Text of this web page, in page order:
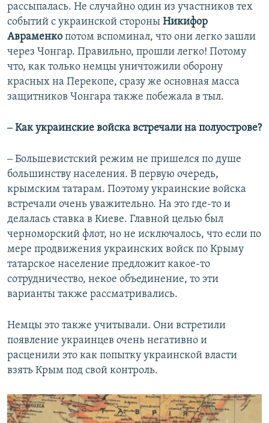
рассыпалась. Не случайно один из участников тех
событий с украинской стороны Никифор
Авраменко потом вспоминал, что они легко зашли
через Чонгар. Правильно, прошли легко! Потому
что, как только немцы уничтожили оборону
красных на Перекопе, сразу же основная масса
защитников Чонгара также побежала в тыл.
‒ Как украинские войска встречали на полуострове?
‒ Большевистский режим не пришелся по душе
большинству населения. В первую очередь,
крымским татарам. Поэтому украинские войска
встречали очень уважительно. На это где-то и
делалась ставка в Киеве. Главной целью был
черноморский флот, но не исключалось, что если по
мере продвижения украинских войск по Крыму
татарское население предложит какое-то
сотрудничество, некое объединение, то эти
варианты также рассматривались.
Немцы это также учитывали. Они встретили
появление украинцев очень негативно и
расценили это как попытку украинской власти
взять Крым под свой контроль.